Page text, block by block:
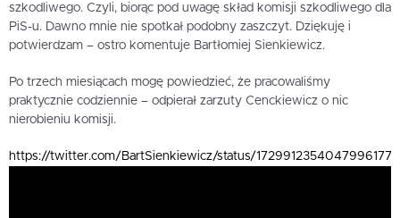
szkodliwego. Czyli, biorąc pod uwagę skład komisji szkodliwego dla
PiS-u. Dawno mnie nie spotkał podobny zaszczyt. Dziękuję i
potwierdzam – ostro komentuje Bartłomiej Sienkiewicz.
Po trzech miesiącach mogę powiedzieć, że pracowaliśmy
praktycznie codziennie – odpierał zarzuty Cenckiewicz o nic
nierobieniu komisji.
https://twitter.com/BartSienkiewicz/status/1729912354047996177